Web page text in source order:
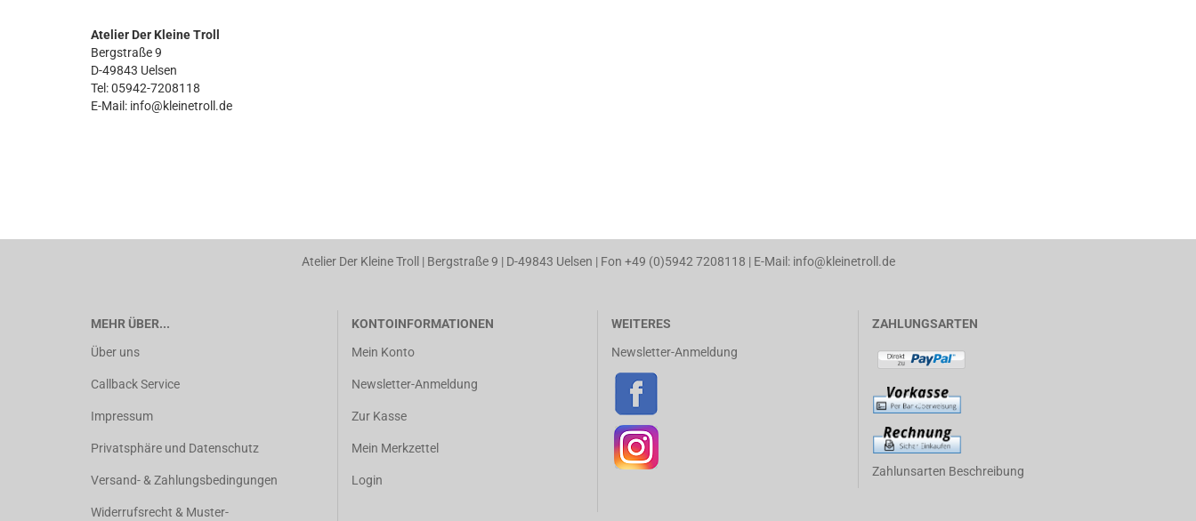
Atelier Der Kleine Troll
Bergstraße 9
D-49843 Uelsen
Tel: 05942-7208118
E-Mail: info@kleinetroll.de
Atelier Der Kleine Troll | Bergstraße 9 | D-49843 Uelsen | Fon +49 (0)5942 7208118 | E-Mail: info@kleinetroll.de
MEHR ÜBER...
Über uns
Callback Service
Impressum
Privatsphäre und Datenschutz
Versand- & Zahlungsbedingungen
Widerrufsrecht & Muster-
KONTOINFORMATIONEN
Mein Konto
Newsletter-Anmeldung
Zur Kasse
Mein Merkzettel
Login
WEITERES
Newsletter-Anmeldung
ZAHLUNGSARTEN
Zahlunsarten Beschreibung